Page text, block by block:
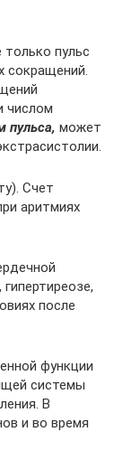
пульс
сокращений.
числом
пульса, может
Счет
аритмиях
после
функции
системы
В
и во время